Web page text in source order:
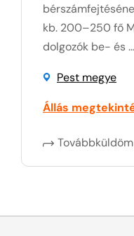
kb. 200–250 fő
dolgozók be- és ...
Pest megye
Állás
Továbbküldöm